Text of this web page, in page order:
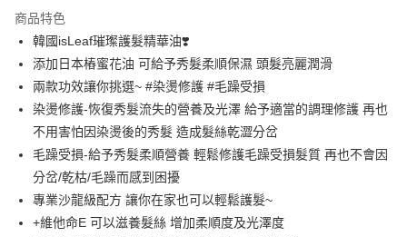
Apple Pay
街口支付
悠遊付
Google Pay
AFTEE先享後付
相關說明
【關於「AFTEE先享後付」】
AFTEE先享後付是「在收到商品之後才付款」的支付方式。 讓您購物簡單
ATM付款
商品特色
韓國isLeaf璀璨護髮精華油❣️
添加日本樁蜜花油 可給予秀髮柔順保濕 頭髮亮麗潤滑
兩款功效讓你挑選~ #染燙修護 #毛躁受損
染燙修護-恢復秀髮流失的營養及光澤 給予適當的調理修護 再也
不用害怕因染燙後的秀髮 造成髮絲乾澀分岔
毛躁受損-給予秀髮柔順營養 輕鬆修護毛躁受損髮質 再也不會因
分岔/乾枯/毛躁而感到困擾
專業沙龍級配方 讓你在家也可以輕鬆護髮~
+維他命E 可以滋養髮絲 增加柔順度及光澤度